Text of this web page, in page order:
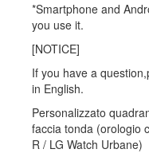
*Smartphone and
you use it.
[NOTICE]
If you have a
in English.
Personalizzato
faccia tonda (orologio
R / LG Watch Urbane)